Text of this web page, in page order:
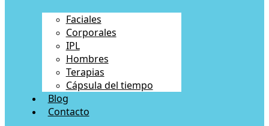
Faciales
Corporales
IPL
Hombres
Terapias
Cápsula del tiempo
Blog
Contacto